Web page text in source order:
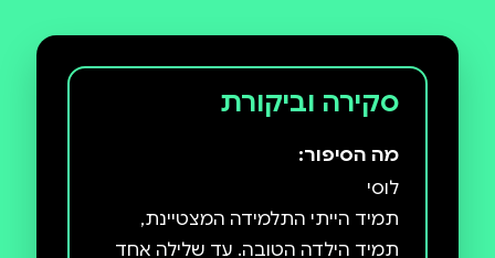
סקירה וביקורת
מה הסיפור:
תמיד הייתי התלמידה המצטיינת,
תמיד הילדה הטובה. עד שלילה אחד